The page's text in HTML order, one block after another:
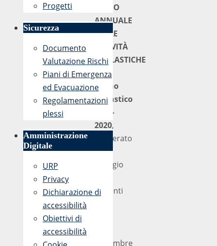
PIANO
ANNUALE
DELLE
ATTIVITÀ
SCOLASTICHE
per
l’anno
scolastico
2019-
2020,
deliberato
dal
Collegio
Docenti
settembre
Progetti
Sicurezza
Documento
Valutazione Rischi
Piani di Emergenza
ed Evacuazione
Regolamentazioni
plessi
Amministrazione
Digitale
URP
Privacy
Dichiarazione di
accessibilità
Obiettivi di
accessibilità